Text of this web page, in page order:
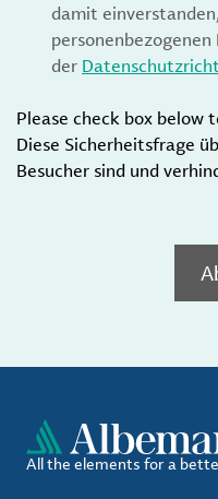
damit
der
Please check box below
Diese Sicherheitsfrage
Besucher sind und
All the elements for a